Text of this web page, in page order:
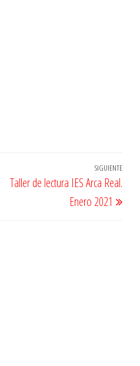
SIGUIENTE
Taller de lectura IES Arca Real.
Enero 2021